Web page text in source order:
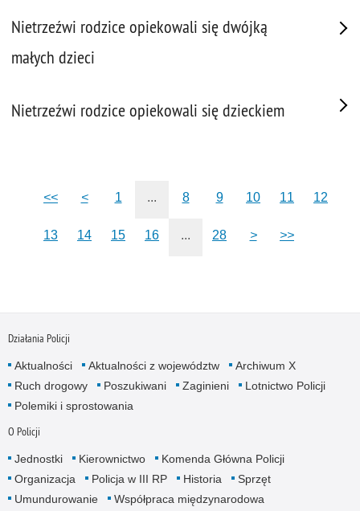
Nietrzeźwi rodzice opiekowali się dwójką
małych dzieci
Nietrzeźwi rodzice opiekowali się dzieckiem
<< < 1 ... 8 9 10 11 12
13 14 15 16 ... 28 > >>
Działania Policji
Aktualności Aktualności z województw
Archiwum X
Ruch drogowy
Poszukiwani Zaginieni
Lotnictwo Policji
Polemiki i sprostowania
O Policji
Jednostki Kierownictwo
Komenda Główna Policji
Organizacja
Policja w III RP Historia
Sprzęt
Umundurowanie
Współpraca międzynarodowa